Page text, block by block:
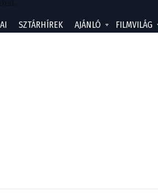
SZTÁRHÍREK AJÁNLÓ FILMVILÁG